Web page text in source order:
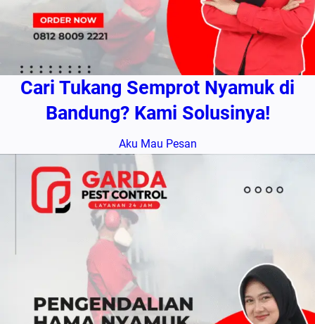
Cari Tukang Semprot Nyamuk di
Bandung? Kami Solusinya!
Aku Mau Pesan